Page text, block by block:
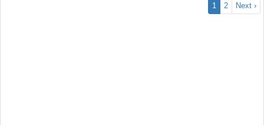
1 2 Next ›